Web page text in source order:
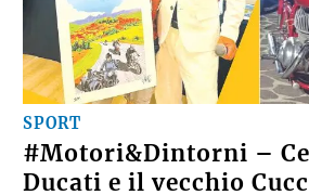
SPORT
#Motori&Dintorni –
Ducati e il vecchio